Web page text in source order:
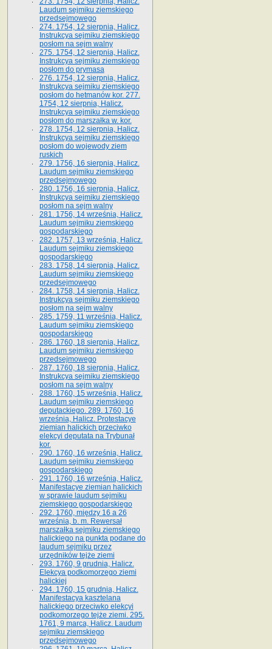
Laudum sejmiku ziemskiego
przedsejmowego
274. 1754, 12 sierpnia, Halicz.
Instrukcya sejmiku ziemskiego
posłom na sejm walny
275. 1754, 12 sierpnia, Halicz.
Instrukcya sejmiku ziemskiego
posłom do prymasa
276. 1754, 12 sierpnia, Halicz.
Instrukcya sejmiku ziemskiego
posłom do hetmanów kor. 277.
1754, 12 sierpnia, Halicz.
Instrukcya sejmiku ziemskiego
posłom do marszałka w. kor.
278. 1754, 12 sierpnia, Halicz.
Instrukcya sejmiku ziemskiego
posłom do wojewody ziem
ruskich
279. 1756, 16 sierpnia, Halicz.
Laudum sejmiku ziemskiego
przedsejmowego
280. 1756, 16 sierpnia, Halicz.
Instrukcya sejmiku ziemskiego
posłom na sejm walny
281. 1756, 14 września, Halicz.
Laudum sejmiku ziemskiego
gospodarskiego
282. 1757, 13 września, Halicz.
Laudum sejmiku ziemskiego
gospodarskiego
283. 1758, 14 sierpnia, Halicz.
Laudum sejmiku ziemskiego
przedsejmowego
284. 1758, 14 sierpnia, Halicz.
Instrukcya sejmiku ziemskiego
posłom na sejm walny
285. 1759, 11 września, Halicz.
Laudum sejmiku ziemskiego
gospodarskiego
286. 1760, 18 sierpnia, Halicz.
Laudum sejmiku ziemskiego
przedsejmowego
287. 1760, 18 sierpnia, Halicz.
Instrukcya sejmiku ziemskiego
posłom na sejm walny
288. 1760, 15 września, Halicz.
Laudum sejmiku ziemskiego
deputackiego. 289. 1760, 16
września, Halicz. Protestacye
ziemian halickich przeciwko
elekcyi deputata na Trybunał
kor.
290. 1760, 16 września, Halicz.
Laudum sejmiku ziemskiego
gospodarskiego
291. 1760, 16 września, Halicz.
Manifestacye ziemian halickich
w sprawie laudum sejmiku
ziemskiego gospodarskiego
292. 1760, między 16 a 26
września, b. m. Rewersał
marszałka sejmiku ziemskiego
halickiego na punkta podane do
laudum sejmiku przez
urzędników tejże ziemi
293. 1760, 9 grudnia, Halicz.
Elekcya podkomorzego ziemi
halickiej
294. 1760, 15 grudnia, Halicz.
Manifestacya kasztelana
halickiego przeciwko elekcyi
podkomorzego tejże ziemi. 295.
1761, 9 marca, Halicz. Laudum
sejmiku ziemskiego
przedsejmowego